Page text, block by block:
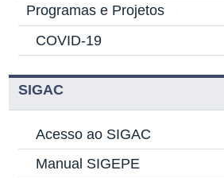
Programas e Projetos
COVID-19
SIGAC
Acesso ao SIGAC
Manual SIGEPE